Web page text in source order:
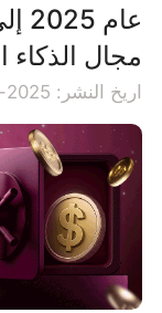
مجال
اريخ النشر: 2025-08-05